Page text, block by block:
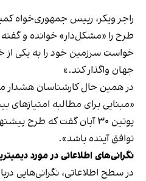
راجر ویکر، رییس‌ جمهوری‌خواه
طرح را «مشکل‌دار» خوانده و
خواست سرزمین خود را به یکی از
جهان واگذار کند.»
در همین حال کارشناسان هشدار
«مبنایی برای مطالبه امتیازهای
پوتین ۳۰ آبان گفت که طرح
توافق آینده باشد».
نگرانی‌های اطلاعاتی در مورد
در سطح اطلاعاتی، نگرانی‌هایی